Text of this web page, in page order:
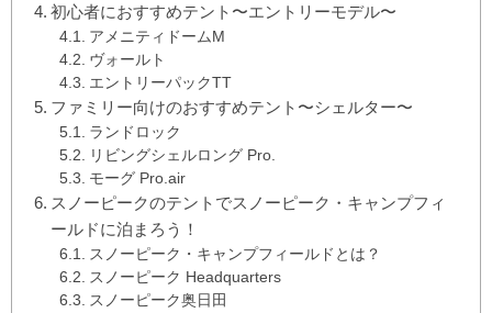
初心者におすすめテント〜エントリーモデル〜
アメニティドームM
ヴォールト
エントリーパックTT
ファミリー向けのおすすめテント〜シェルター〜
ランドロック
リビングシェルロング Pro.
モーグ Pro.air
スノーピークのテントでスノーピーク・キャンプフィ
ールドに泊まろう！
スノーピーク・キャンプフィールドとは？
スノーピーク Headquarters
スノーピーク奥日田